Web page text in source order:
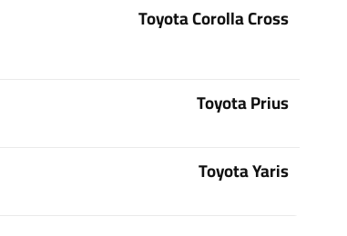
Toyota Corolla Cross
Toyota Prius
Toyota Yaris